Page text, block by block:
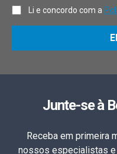
Li e concordo com a
Junte-se à
Receba em primeira
nossos especialistas